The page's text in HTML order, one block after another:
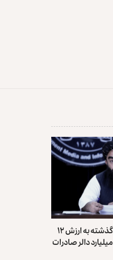
طالبان: افغانستان سال گذشته به ارزش ۱۲
میلیارد دالر واردات و ۱.۷ میلیارد دالر صادرات